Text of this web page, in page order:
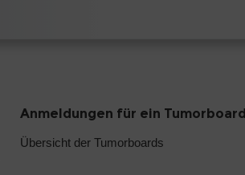
Anmeldungen für ein Tumorboard
Übersicht der Tumorboards